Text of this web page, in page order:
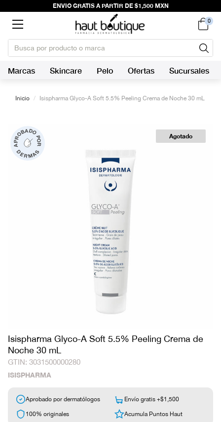
ENVIO GRATIS A PARTIR DE $1,500 MXN
0
Marcas Skincare Pelo Ofertas Sucursales
Inicio / Isispharma Glyco-A Soft 5.5% Peeling Crema de Noche 30 mL
Agotado
Isispharma Glyco-A Soft 5.5% Peeling Crema de
Noche 30 mL
3031500000280
ISISPHARMA
Aprobado por dermatólogos Envío gratis +$1,500
100% originales Acumula Puntos Haut